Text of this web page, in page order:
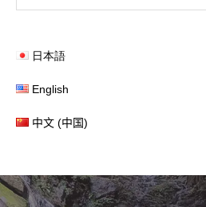
日本語
English
中文 (中国)